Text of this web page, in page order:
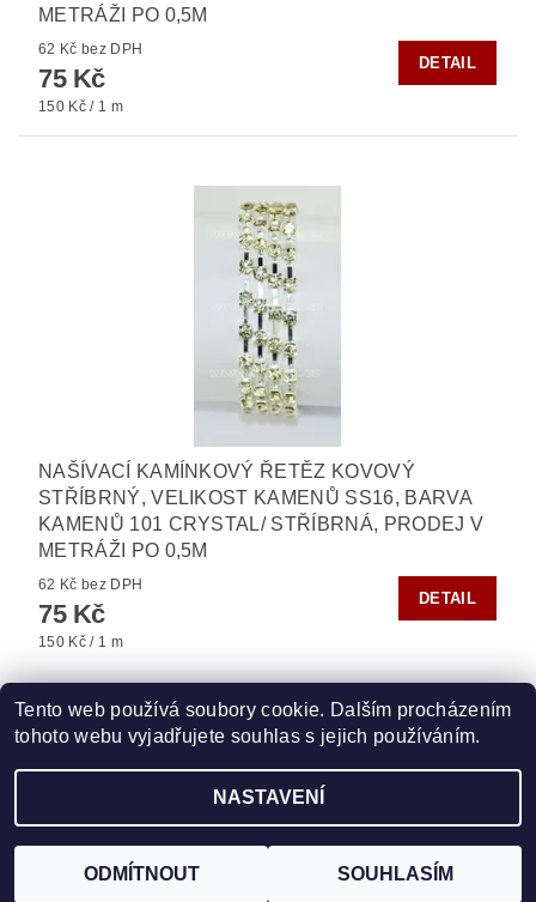
METRÁŽI PO 0,5M
62 Kč bez DPH
75 Kč
150 Kč / 1 m
DETAIL
NAŠÍVACÍ KAMÍNKOVÝ ŘETĚZ KOVOVÝ
STŘÍBRNÝ, VELIKOST KAMENŮ SS16, BARVA
KAMENŮ 101 CRYSTAL/ STŘÍBRNÁ, PRODEJ V
METRÁŽI PO 0,5M
62 Kč bez DPH
75 Kč
150 Kč / 1 m
DETAIL
Zboží.cz | Heureka.cz | Vyšívací.cz | Crystalstyle.cz
2026 ©HOT-FIX, všechna práva vyhrazena
Tento web používá soubory cookie. Dalším procházením
tohoto webu vyjadřujete souhlas s jejich používáním.
NASTAVENÍ
ODMÍTNOUT SOUHLASÍM